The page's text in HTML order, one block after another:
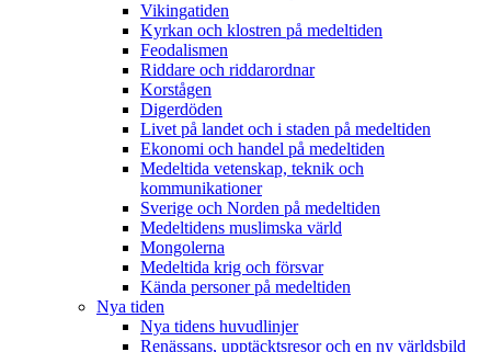
Vikingatiden
Kyrkan och klostren på medeltiden
Feodalismen
Riddare och riddarordnar
Korstågen
Digerdöden
Livet på landet och i staden på medeltiden
Ekonomi och handel på medeltiden
Medeltida vetenskap, teknik och
kommunikationer
Sverige och Norden på medeltiden
Medeltidens muslimska värld
Mongolerna
Medeltida krig och försvar
Kända personer på medeltiden
Nya tiden
Nya tidens huvudlinjer
Renässans, upptäcktsresor och en ny världsbild